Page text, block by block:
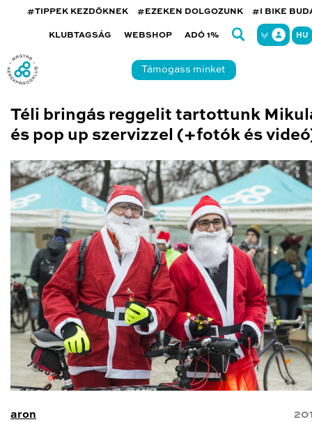
#TIPPEK KEZDŐKNEK #EZEKEN DOLGOZUNK #I BIKE
KLUBTAGSÁG WEBSHOP ADÓ 1% HU
Támogass minket
Téli bringás reggelit tartottunk
és pop up szervizzel (+fotók és
aron